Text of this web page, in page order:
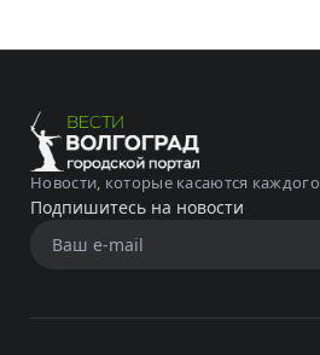
Новости, которые касаются каждого
Подпишитесь на новости